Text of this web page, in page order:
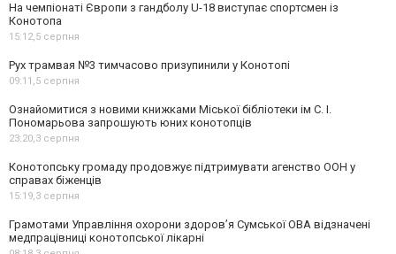
На чемпіонаті Європи з гандболу U-18 виступає спортсмен із
Конотопа
15:12,5 серпня
Рух трамвая №3 тимчасово призупинили у Конотопі
09:11,5 серпня
Ознайомитися з новими книжками Міської бібліотеки ім С. І.
Пономарьова запрошують юних конотопців
23:20,3 серпня
Конотопську громаду продовжує підтримувати агенство ООН у
справах біженців
15:19,3 серпня
Грамотами Управління охорони здоров’я Сумської ОВА відзначені
медпрацівниці конотопської лікарні